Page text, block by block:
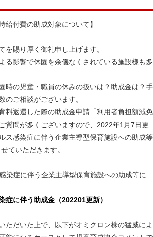
給付費の助成対象について】
を賜り厚く御礼申し上げます。
る影響で休園を余儀なくされている施設様も多
時の児童・職員の休みの扱いは？助成金は？手
のご相談がございます。
料返還した際の助成金申請「利用者負担額減免
質問が多くございますので、2022年1月7日更
ス感染症に伴う企業主導型保育施設への助成等
ていただきます。
染症に伴う企業主導型保育施設への助成等に
症に伴う助成金（202201更新）
ただいた上で、以下がオミクロン株の猛威によ